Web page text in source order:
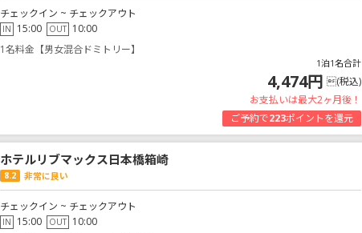
チェックイン ~ チェックアウト
IN 15:00 OUT 10:00
1名料金【男女混合ドミトリー】
1泊1名合計
4,474円 (税込)
お支払いは最大2ヶ月後！
ご予約で223ポイントを還元
ホテルリブマックス日本橋箱崎
8.2 非常に良い
チェックイン ~ チェックアウト
IN 15:00 OUT 10:00